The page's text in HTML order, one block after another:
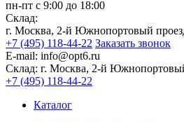
пн-пт с 9:00 до 18:00
Склад:
г. Москва, 2-й Южнопортовый
+7 (495) 118-44-22 Заказать звонок
E-mail: info@opt6.ru
Склад: г. Москва, 2-й
+7 (495) 118-44-22
Каталог